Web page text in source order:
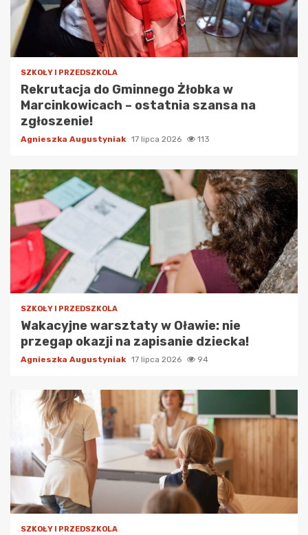
SZKOŁY I PRZEDSZKOLA
Rekrutacja do Gminnego Żłobka w
Marcinkowicach – ostatnia szansa na
zgłoszenie!
Agnieszka Augustyniak 17 lipca 2026 113
SZKOŁY I PRZEDSZKOLA
Wakacyjne warsztaty w Oławie: nie
przegap okazji na zapisanie dziecka!
Agnieszka Augustyniak 17 lipca 2026 94
SZKOŁY I PRZEDSZKOLA